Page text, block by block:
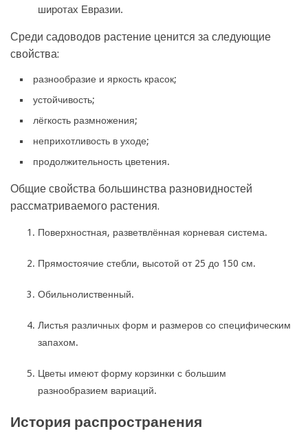
широтах Евразии.
Среди садоводов растение ценится за следующие
свойства:
разнообразие и яркость красок;
устойчивость;
лёгкость размножения;
неприхотливость в уходе;
продолжительность цветения.
Общие свойства большинства разновидностей
рассматриваемого растения.
Поверхностная, разветвлённая корневая система.
Прямостоячие стебли, высотой от 25 до 150 см.
Обильнолиственный.
Листья различных форм и размеров со специфическим
запахом.
Цветы имеют форму корзинки с большим
разнообразием вариаций.
История распространения